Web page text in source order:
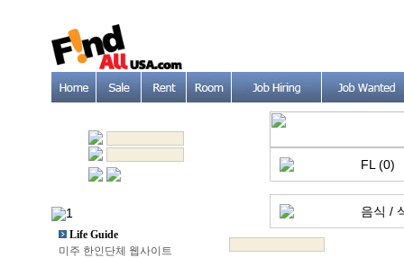
Life Guide
미주 한인단체 웹사이트
FL (0)
음식 /